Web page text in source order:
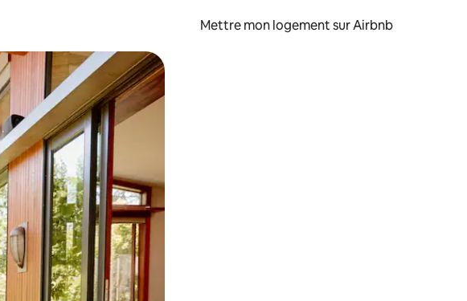
Mettre mon logement sur Airbnb